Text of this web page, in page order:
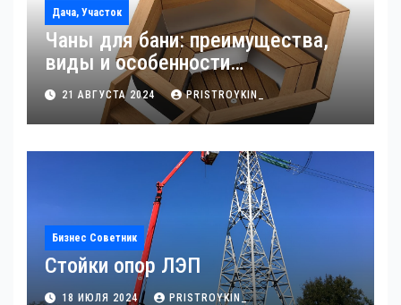
Дача, Участок
Чаны для бани: преимущества,
виды и особенности
использования
21 АВГУСТА 2024 PRISTROYKIN_
Бизнес Советник
Стойки опор ЛЭП
18 ИЮЛЯ 2024 PRISTROYKIN_